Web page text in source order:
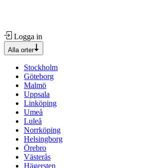
Logga in
Alla orter
Stockholm
Göteborg
Malmö
Uppsala
Linköping
Umeå
Luleå
Norrköping
Helsingborg
Örebro
Västerås
Hägersten